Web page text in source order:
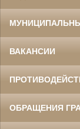
ВАКАНСИИ
ОБРАЩЕНИЯ